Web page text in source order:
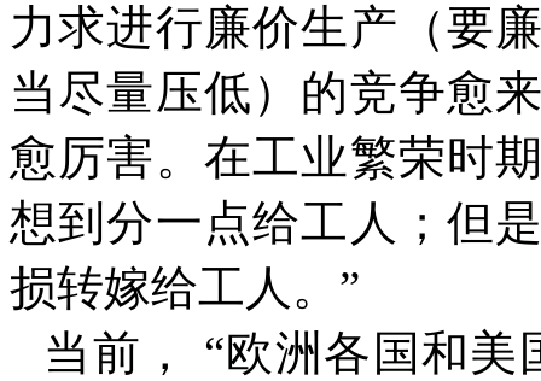
力求进行廉价生产（要
当尽量压低）的竞争愈
愈厉害。在工业繁荣时
想到分一点给工人；但
损转嫁给工人。 ”
当前，
“欧洲各国和美